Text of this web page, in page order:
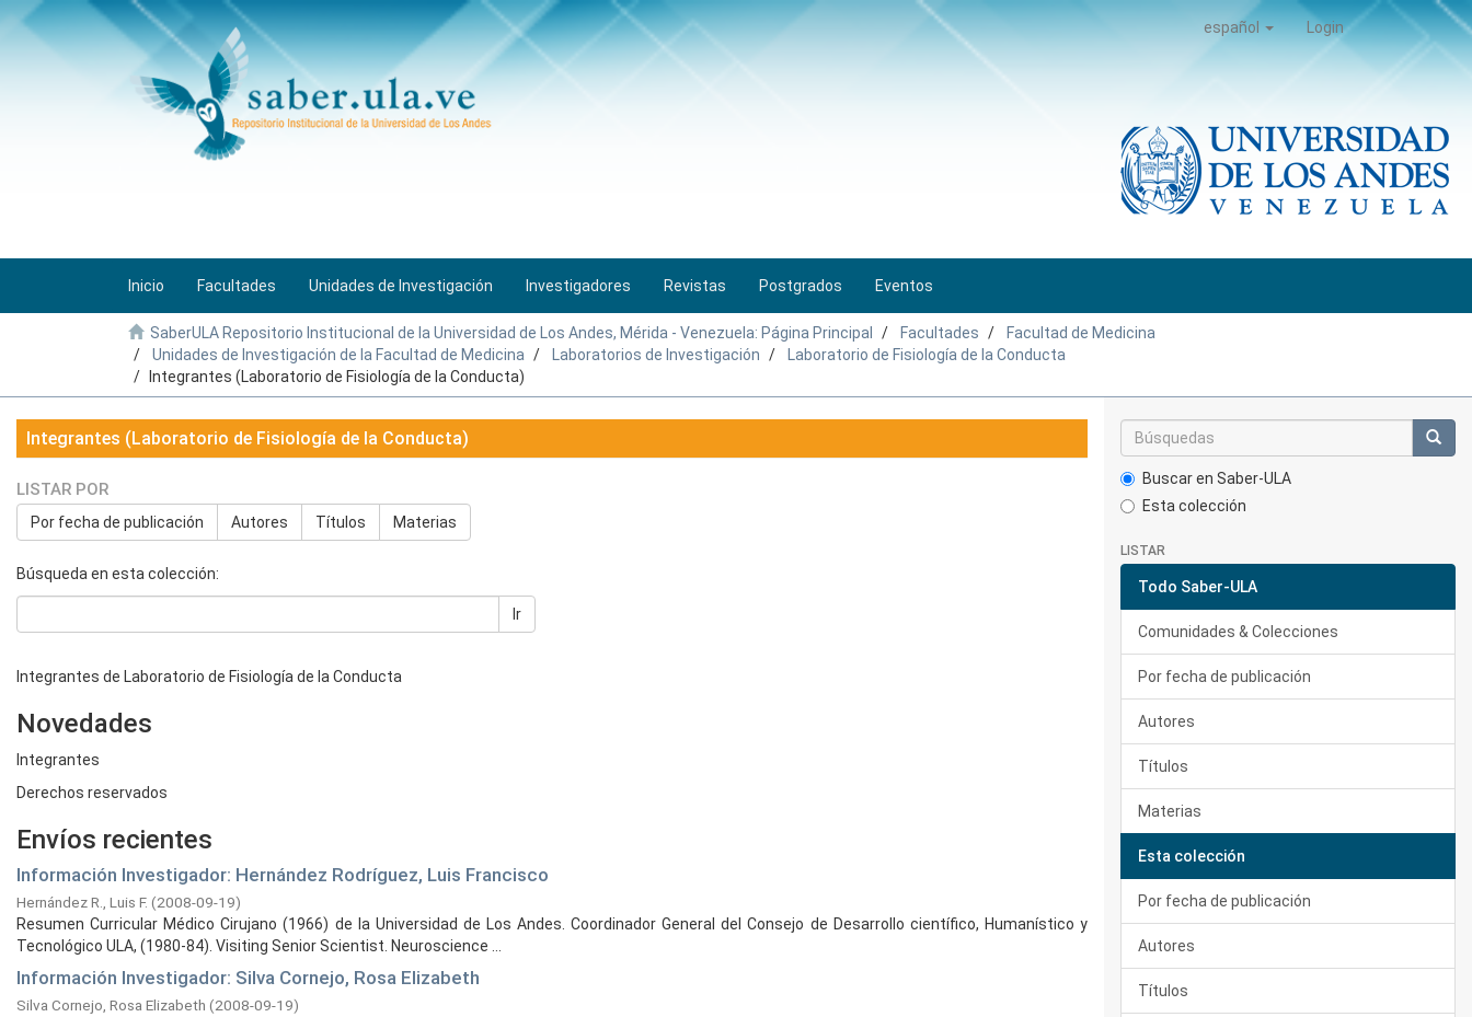
español Login
Inicio Facultades Unidades de Investigación Investigadores Revistas Postgrados Eventos
SaberULA Repositorio Institucional de la Universidad de Los Andes, Mérida - Venezuela: Página Principal Facultades
Facultad de Medicina
Unidades de Investigación de la Facultad de Medicina
Laboratorios de Investigación
Laboratorio de Fisiología de la Conducta
Integrantes (Laboratorio de Fisiología de la Conducta)
Integrantes (Laboratorio de Fisiología de la Conducta)
LISTAR POR
Por fecha de publicación Autores Títulos Materias
Búsqueda en esta colección:
Ir
Integrantes de Laboratorio de Fisiología de la Conducta
Novedades
Integrantes
Derechos reservados
Envíos recientes
Información Investigador: Hernández Rodríguez, Luis Francisco
Hernández R., Luis F. (2008-09-19)
Resumen Curricular Médico Cirujano (1966) de la Universidad de Los Andes. Coordinador General del Consejo de Desarrollo científico, Humanístico y
Tecnológico ULA, (1980-84). Visiting Senior Scientist. Neuroscience ...
Información Investigador: Silva Cornejo, Rosa Elizabeth
Silva Cornejo, Rosa Elizabeth (2008-09-19)
Buscar en Saber-ULA
Esta colección
LISTAR
Todo Saber-ULA
Comunidades & Colecciones
Por fecha de publicación
Autores
Títulos
Materias
Esta colección
Por fecha de publicación
Autores
Títulos